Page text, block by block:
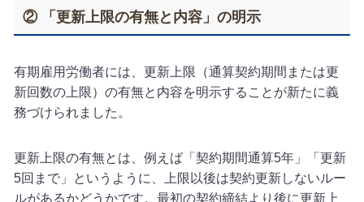
② 「更新上限の有無と内容」の明示
有期雇用労働者には、更新上限（通算契約期間または更
新回数の上限）の有無と内容を明示することが新たに義
務づけられました。
更新上限の有無とは、例えば「契約期間通算5年」「更新
5回まで」というように、上限以後は契約更新しないルー
ルがあるかどうかです。最初の契約締結より後に更新上